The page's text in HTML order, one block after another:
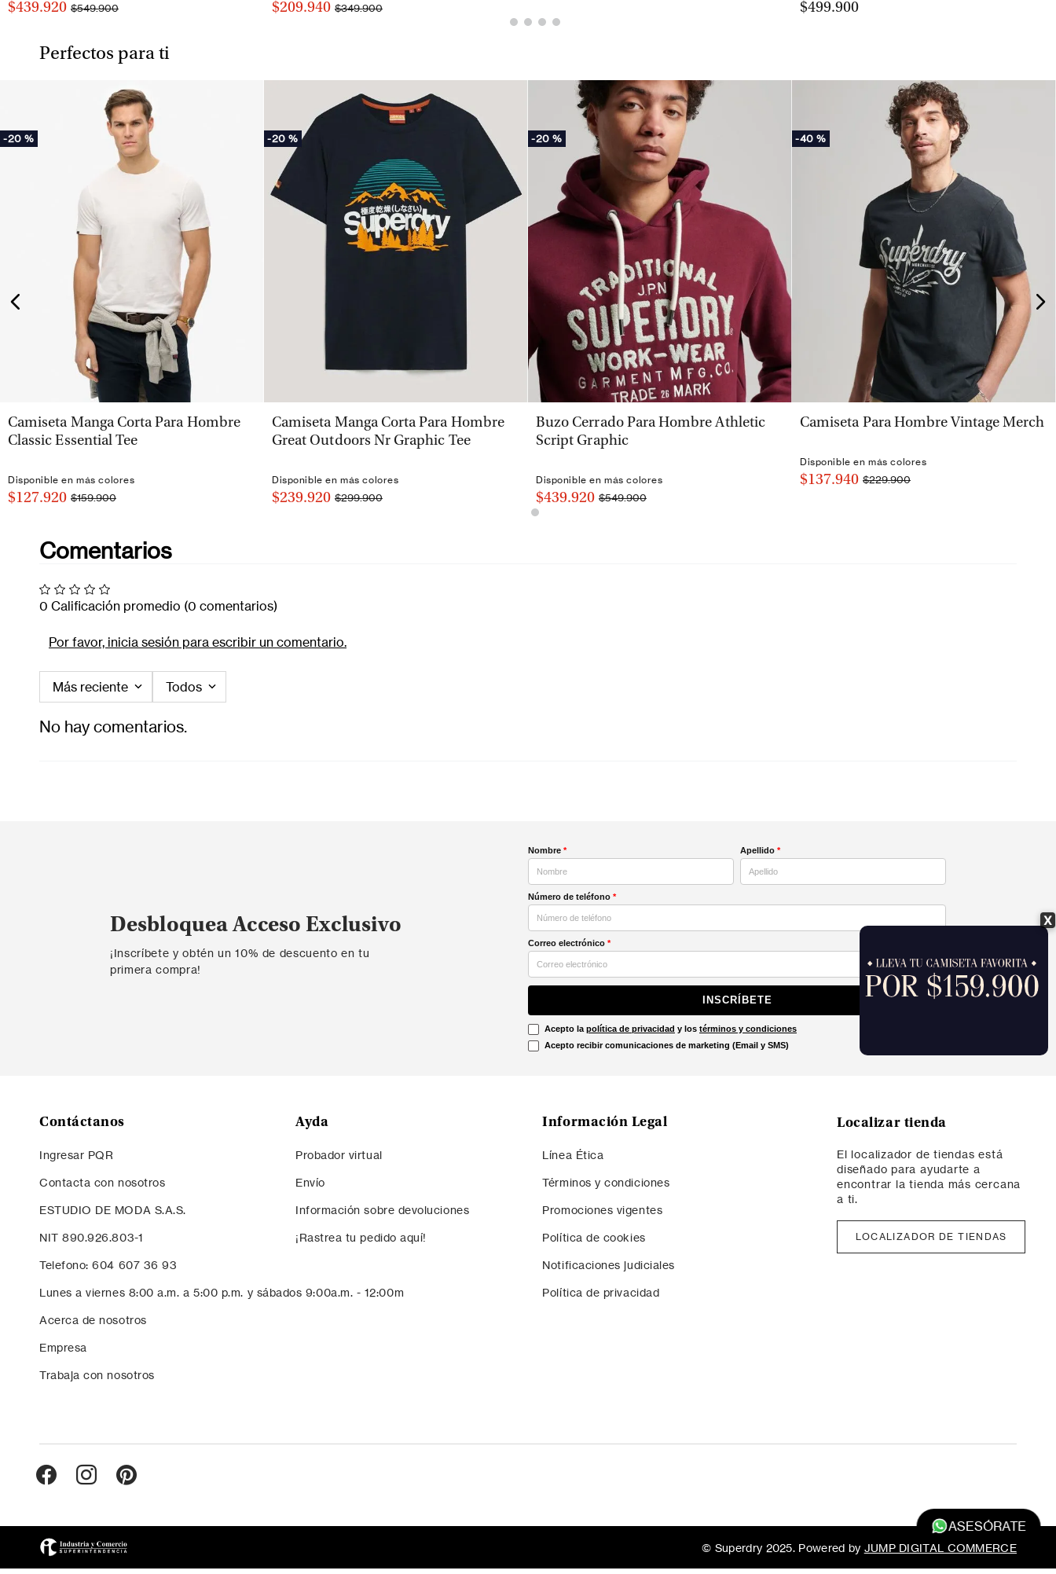
X
ASESÓRATE
$439.920 $549.900 $209.940 $349.900 $499.900
Perfectos para ti
-20 %
VISTA RÁPIDA
Camiseta Manga Corta Para Hombre
Classic Essential Tee
Disponible en más colores
$127.920 $159.900
-20 %
VISTA RÁPIDA
Camiseta Manga Corta Para Hombre
Great Outdoors Nr Graphic Tee
Disponible en más colores
$239.920 $299.900
-20 %
VISTA RÁPIDA
Buzo Cerrado Para Hombre Athletic
Script Graphic
Disponible en más colores
$439.920 $549.900
-40 %
VISTA RÁPIDA
Camiseta Para Hombre Vintage Merch
Disponible en más colores
$137.940 $229.900
Comentarios
0 Calificación promedio (0 comentarios)
Por favor, inicia sesión para escribir un comentario.
Más reciente Todos
No hay comentarios.
Desbloquea Acceso Exclusivo
¡Inscríbete y obtén un 10% de descuento en tu
primera compra!
Nombre * Apellido *
Número de teléfono *
Correo electrónico *
INSCRÍBETE
Acepto la política de privacidad y los términos y condiciones
Acepto recibir comunicaciones de marketing (Email y SMS)
Contáctanos
Ingresar PQR
Contacta con nosotros
ESTUDIO DE MODA S.A.S.
NIT 890.926.803-1
Telefono: 604 607 36 93
Lunes a viernes 8:00 a.m. a 5:00 p.m. y sábados 9:00a.m. - 12:00m
Acerca de nosotros
Empresa
Trabaja con nosotros
Ayda
Probador virtual
Envío
Información sobre devoluciones
¡Rastrea tu pedido aquí!
Información Legal
Línea Ética
Términos y condiciones
Promociones vigentes
Política de cookies
Notificaciones judiciales
Política de privacidad
Localizar tienda
El localizador de tiendas está
diseñado para ayudarte a
encontrar la tienda más cercana
a ti.
LOCALIZADOR DE TIENDAS
© Superdry 2025. Powered by JUMP DIGITAL COMMERCE